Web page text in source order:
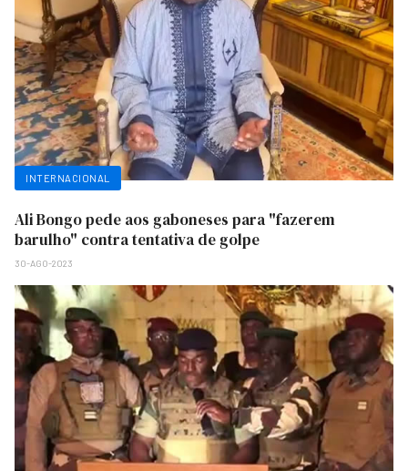
INTERNACIONAL
Ali Bongo pede aos gaboneses para "fazerem
barulho" contra tentativa de golpe
30-AGO-2023